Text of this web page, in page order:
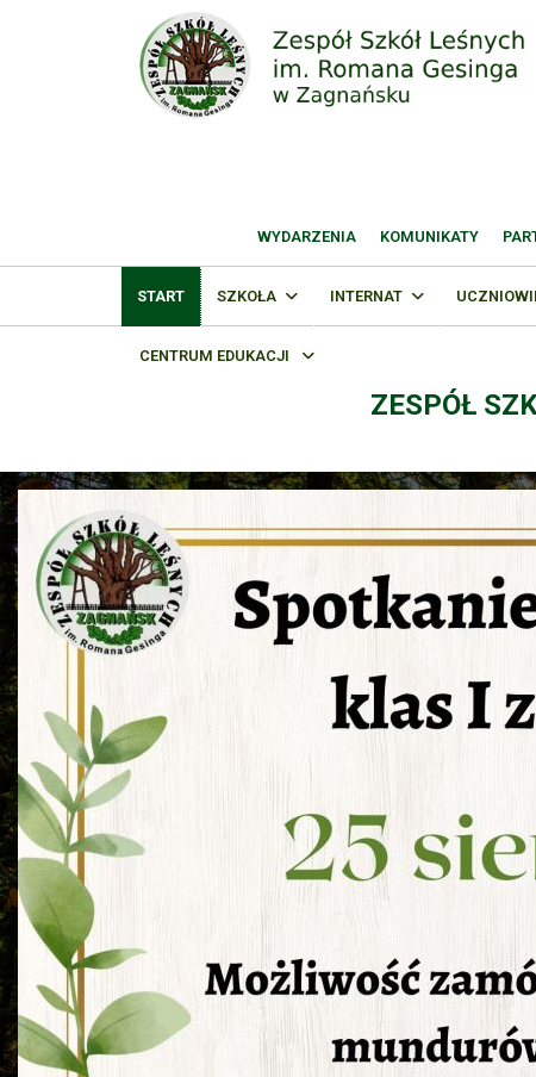
WYDARZENIA KOMUNIKATY
START SZKOŁA INTERNAT
CENTRUM EDUKACJI
ZESPÓŁ